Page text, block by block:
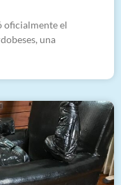
oficialmente el
una